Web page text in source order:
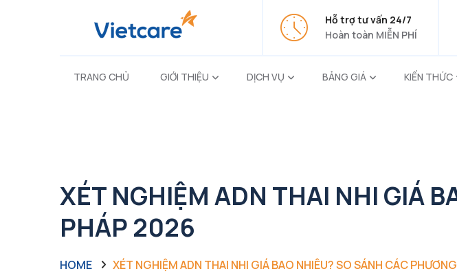
Hỗ trợ tư vấn 24/7
Hoàn toàn MIỄN PHÍ
TRANG CHỦ GIỚI THIỆU DỊCH VỤ BẢNG GIÁ KIẾN THỨC
XÉT NGHIỆM ADN THAI NHI GIÁ
PHÁP 2026
HOME XÉT NGHIỆM ADN THAI NHI GIÁ BAO NHIÊU? SO SÁNH CÁC